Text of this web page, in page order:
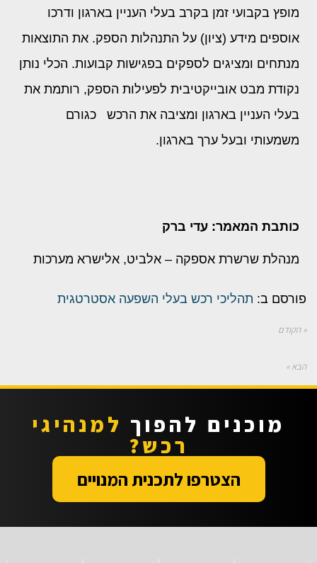
מופץ בקבועי זמן בקרב בעלי העניין בארגון ודרכו
אוספים מידע (ציון) על התנהלות הספק. את התוצאות
מנתחים ומציגים לספקים בפגישות קבועות. הכלי נותן
נקודת מבט אובייקטיבית לפעילות הספק, רותמת את
בעלי העניין בארגון ומציבה את הרכש כגורם
משמעותי ובעל ערך בארגון.
כותבת המאמר: עדי ברק
מנהלת שרשרת אספקה – אלביט, אלישרא מערכות
פורסם ב: תהליכי רכש בעלי השפעה אסטרטגית
« הקודם
הבא »
מוכנים להפוך למנהיגי
רכש?
הצטרפו לתכנית המנויים